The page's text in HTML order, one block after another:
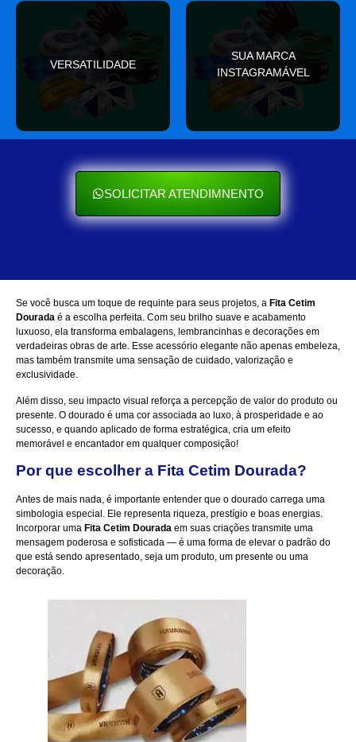
VERSATILIDADE
Se encaixa em qualquer
ocasião e sempre agrega
valor
SUA MARCA
INSTAGRAMÁVEL
Seu cliente ama mostrar
nas redes sociais
SOLICITAR ATENDIMNENTO
Se você busca um toque de requinte para seus projetos, a Fita Cetim
Dourada é a escolha perfeita. Com seu brilho suave e acabamento
luxuoso, ela transforma embalagens, lembrancinhas e decorações em
verdadeiras obras de arte. Esse acessório elegante não apenas embeleza,
mas também transmite uma sensação de cuidado, valorização e
exclusividade.
Além disso, seu impacto visual reforça a percepção de valor do produto ou
presente. O dourado é uma cor associada ao luxo, à prosperidade e ao
sucesso, e quando aplicado de forma estratégica, cria um efeito
memorável e encantador em qualquer composição!
Por que escolher a Fita Cetim Dourada?
Antes de mais nada, é importante entender que o dourado carrega uma
simbologia especial. Ele representa riqueza, prestígio e boas energias.
Incorporar uma Fita Cetim Dourada em suas criações transmite uma
mensagem poderosa e sofisticada — é uma forma de elevar o padrão do
que está sendo apresentado, seja um produto, um presente ou uma
decoração.